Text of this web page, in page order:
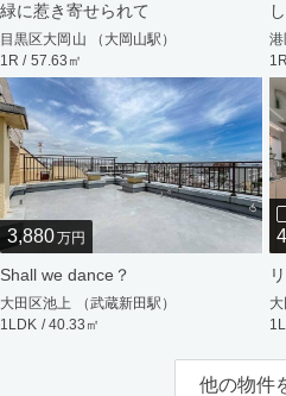
緑に惹き寄せられて
目黒区大岡山 （大岡山駅）
1R / 57.63㎡
港
3,880万円
Shall we dance？
大田区池上 （武蔵新田駅）
1LDK / 40.33㎡
他の物件